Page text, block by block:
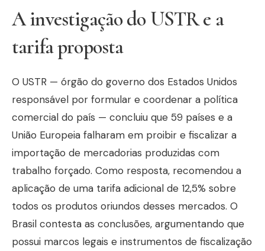
A investigação do USTR e a
tarifa proposta
O USTR — órgão do governo dos Estados Unidos
responsável por formular e coordenar a política
comercial do país — concluiu que 59 países e a
União Europeia falharam em proibir e fiscalizar a
importação de mercadorias produzidas com
trabalho forçado. Como resposta, recomendou a
aplicação de uma tarifa adicional de 12,5% sobre
todos os produtos oriundos desses mercados. O
Brasil contesta as conclusões, argumentando que
possui marcos legais e instrumentos de fiscalização